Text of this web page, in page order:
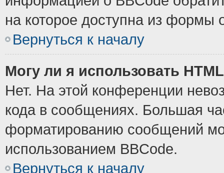
на которое доступна из формы
Вернуться к началу
Могу ли я использовать
Нет. На этой конференции
кода в сообщениях. Большая
форматированию сообщений
использованием BBCode.
Вернуться к началу